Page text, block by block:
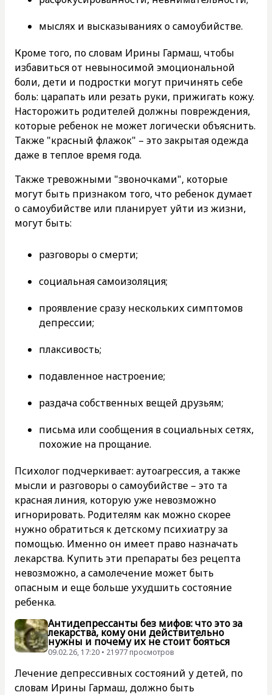
мыслях и высказываниях о самоубийстве.
Кроме того, по словам Ирины Гармаш, чтобы
избавиться от невыносимой эмоциональной
боли, дети и подростки могут причинять себе
боль: царапать или резать руки, прижигать кожу.
Насторожить родителей должны повреждения,
которые ребенок не может логически объяснить.
Также "красный флажок" – это закрытая одежда
даже в теплое время года.
Также тревожными "звоночками", которые
могут быть признаком того, что ребенок думает
о самоубийстве или планирует уйти из жизни,
могут быть:
разговоры о смерти;
социальная самоизоляция;
проявление сразу нескольких симптомов
депрессии;
плаксивость;
подавленное настроение;
раздача собственных вещей друзьям;
письма или сообщения в социальных сетях,
похожие на прощание.
Психолог подчеркивает: аутоагрессия, а также
мысли и разговоры о самоубийстве – это та
красная линия, которую уже невозможно
игнорировать. Родителям как можно скорее
нужно обратиться к детскому психиатру за
помощью. Именно он имеет право назначать
лекарства. Купить эти препараты без рецепта
невозможно, а самолечение может быть
опасным и еще больше ухудшить состояние
ребенка.
Антидепрессанты без мифов: что это за
лекарства, кому они действительно
нужны и почему их не стоит бояться
09.02.26, 17:20 • 21977 просмотров
Лечение депрессивных состояний у детей, по
словам Ирины Гармаш, должно быть